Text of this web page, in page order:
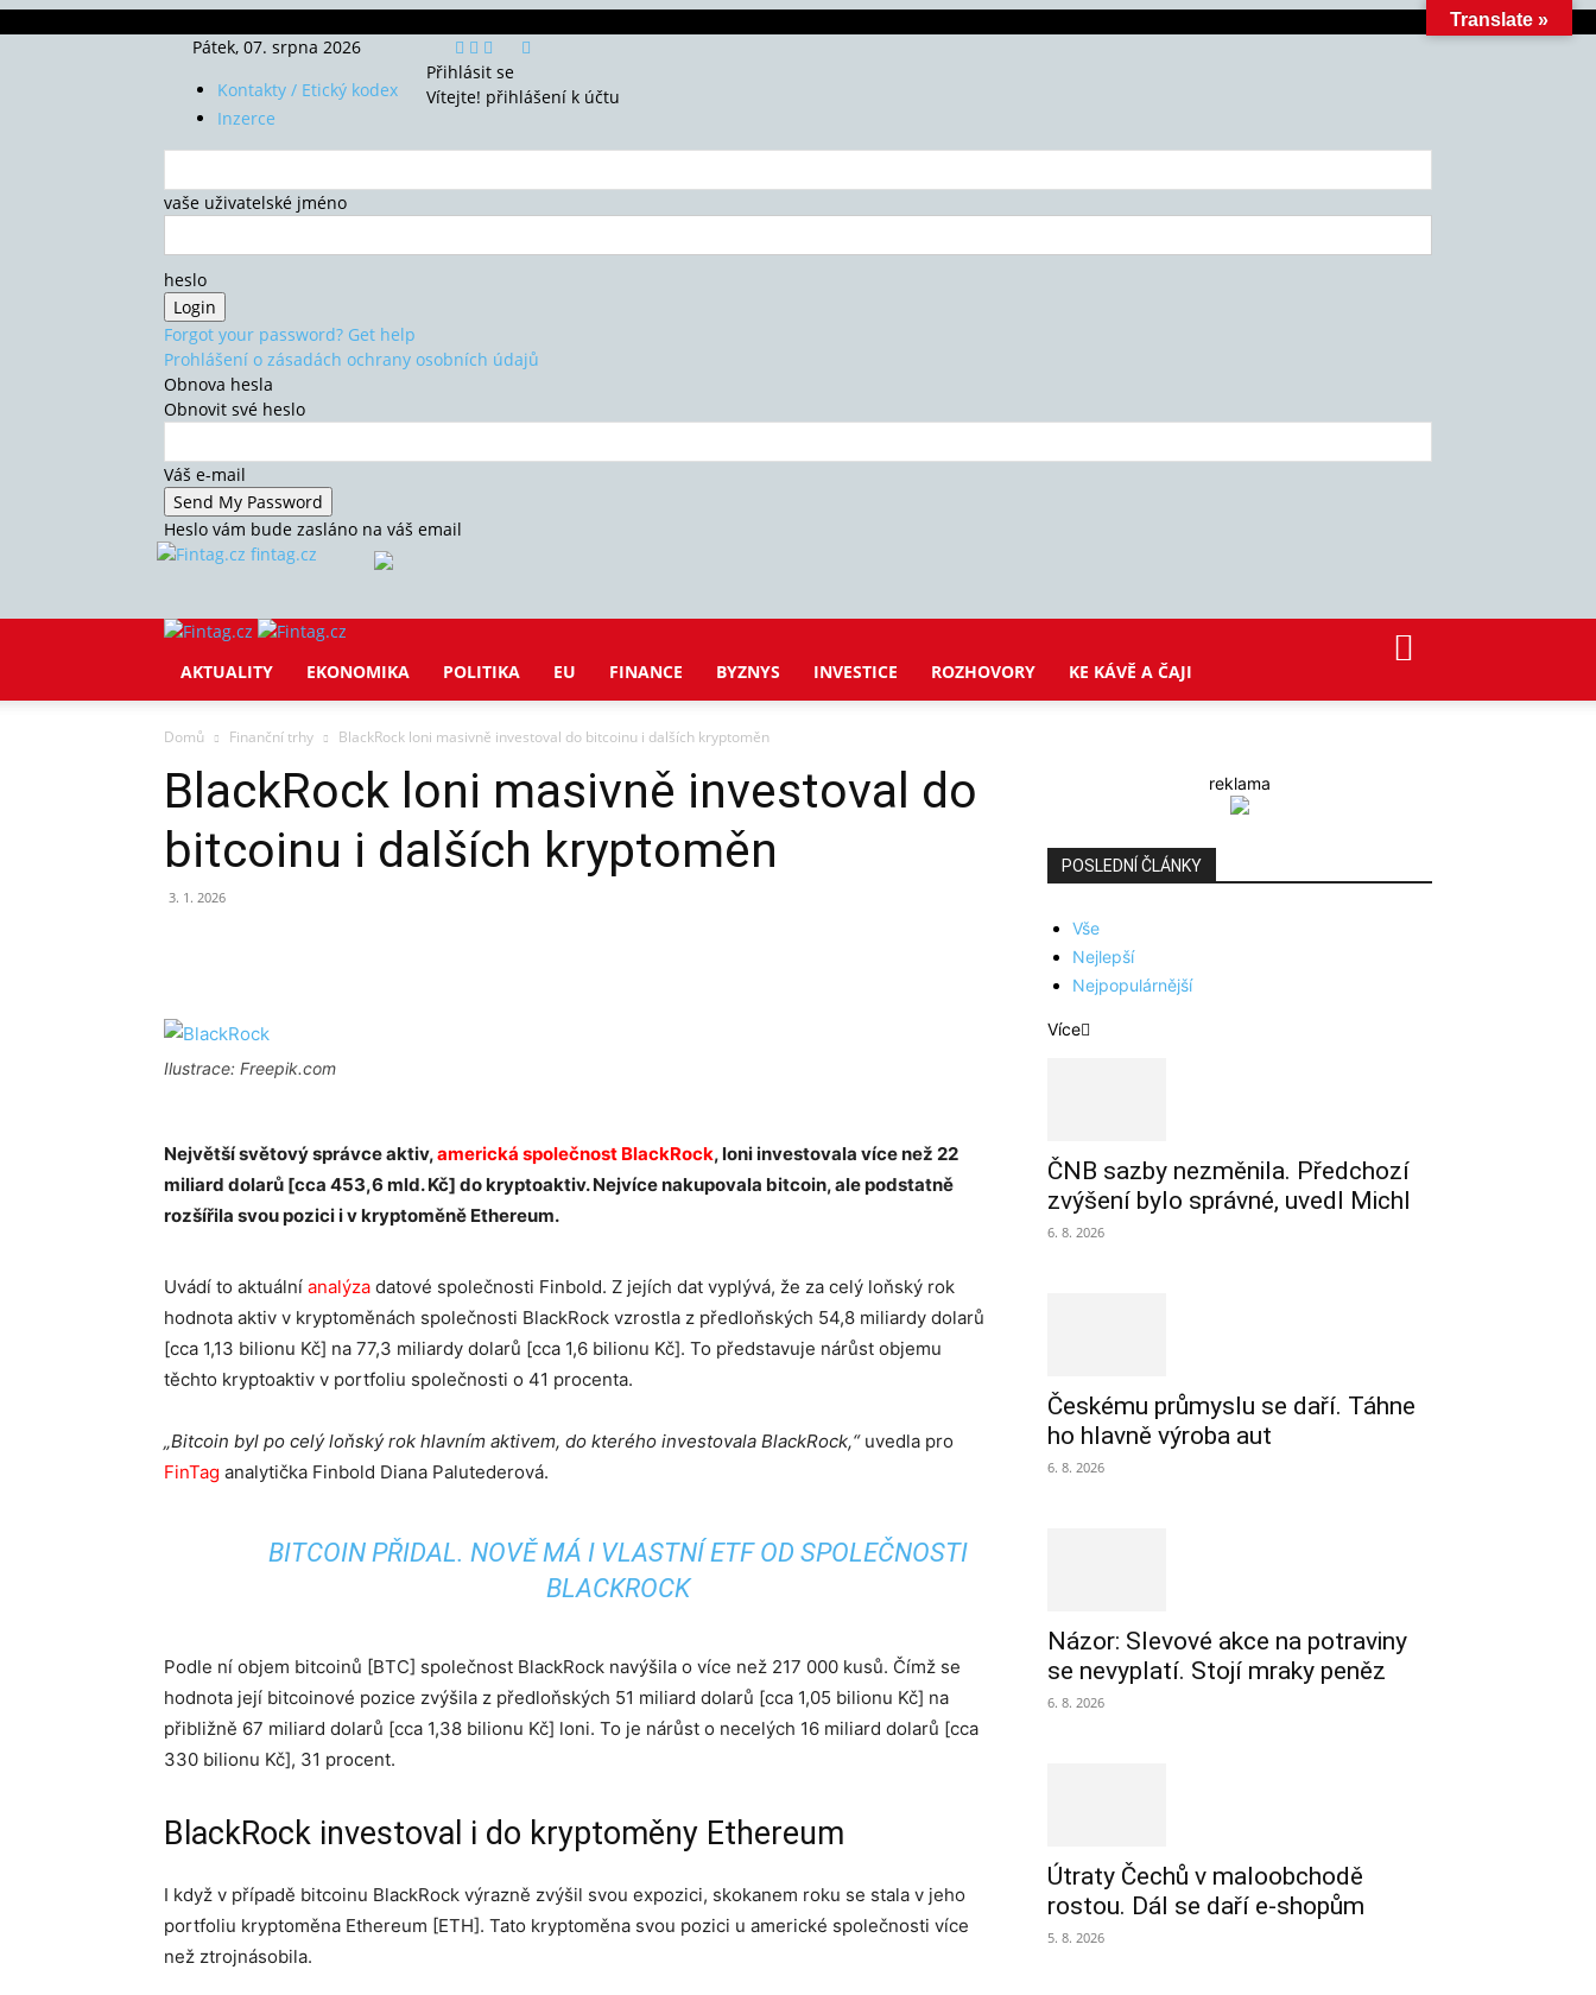
Pátek, 07. srpna 2026
Kontakty / Etický kodex
Inzerce
Přihlásit se
Vítejte! přihlášení k účtu
vaše uživatelské jméno
heslo
Forgot your password? Get help
Prohlášení o zásadách ochrany osobních údajů
Obnova hesla
Obnovit své heslo
Váš e-mail
Heslo vám bude zasláno na váš email
fintag.cz
AKTUALITY EKONOMIKA POLITIKA EU FINANCE BYZNYS INVESTICE ROZHOVORY KE KÁVĚ A ČAJI
Domů Finanční trhy BlackRock loni masivně investoval do bitcoinu i dalších kryptoměn
BlackRock loni masivně investoval do
bitcoinu i dalších kryptoměn
3. 1. 2026
Ilustrace: Freepik.com
Největší světový správce aktiv,americká společnost BlackRock, loni investovala více než 22
miliard dolarů [cca 453,6 mld. Kč] do kryptoaktiv. Nejvíce nakupovala bitcoin, ale podstatně
rozšířila svou pozici i v kryptoměně Ethereum.
Uvádí to aktuální analýza datové společnosti Finbold. Z jejích dat vyplývá, že za celý loňský rok
hodnota aktiv v kryptoměnách společnosti BlackRock vzrostla z předloňských 54,8 miliardy dolarů
[cca 1,13 bilionu Kč] na 77,3 miliardy dolarů [cca 1,6 bilionu Kč]. To představuje nárůst objemu
těchto kryptoaktiv v portfoliu společnosti o 41 procenta.
„Bitcoin byl po celý loňský rok hlavním aktivem, do kterého investovala BlackRock,“uvedla pro
FinTag analytička Finbold Diana Palutederová.
BITCOIN PŘIDAL. NOVĚ MÁ I VLASTNÍ ETF OD SPOLEČNOSTI
BLACKROCK
Podle ní objem bitcoinů [BTC] společnost BlackRock navýšila o více než 217 000 kusů. Čímž se
hodnota její bitcoinové pozice zvýšila z předloňských 51 miliard dolarů [cca 1,05 bilionu Kč] na
přibližně 67 miliard dolarů [cca 1,38 bilionu Kč] loni. To je nárůst o necelých 16 miliard dolarů [cca
330 bilionu Kč], 31 procent.
BlackRock investoval i do kryptoměny Ethereum
I když v případě bitcoinu BlackRock výrazně zvýšil svou expozici, skokanem roku se stala v jeho
portfoliu kryptoměna Ethereum [ETH]. Tato kryptoměna svou pozici u americké společnosti více
než ztrojnásobila.
reklama
POSLEDNÍ ČLÁNKY
Vše
Nejlepší
Nejpopulárnější
Více
ČNB sazby nezměnila. Předchozí
zvýšení bylo správné, uvedl Michl
6. 8. 2026
Českému průmyslu se daří. Táhne
ho hlavně výroba aut
6. 8. 2026
Názor: Slevové akce na potraviny
se nevyplatí. Stojí mraky peněz
6. 8. 2026
Útraty Čechů v maloobchodě
rostou. Dál se daří e-shopům
5. 8. 2026
Translate »